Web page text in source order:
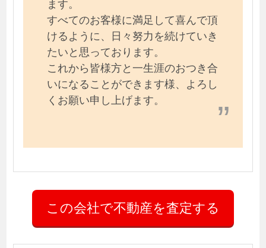
すべてのお客様に満足して喜んで頂
けるように、日々努力を続けていき
たいと思っております。
これから皆様方と一生涯のおつき合
いになることができます様、よろし
くお願い申し上げます。